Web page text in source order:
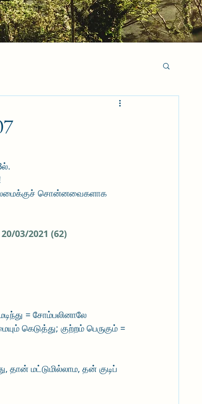
சொன்னவைகளாக
20/03/2021 (62)
= சோம்பலினாலே
கெடுத்து; குற்றம் பெருகும் =
தான் மட்டுமில்லாம, தன் குடிப்